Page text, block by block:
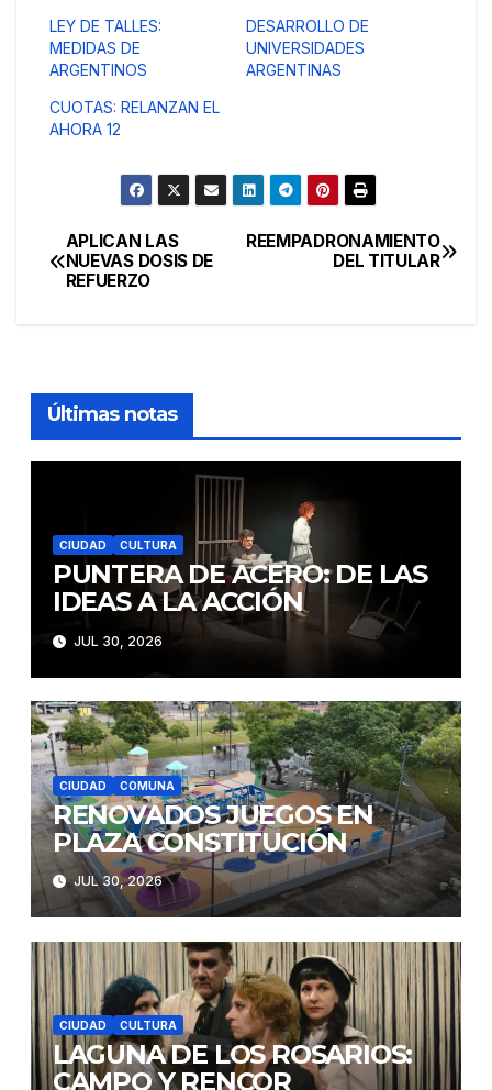
LEY DE TALLES:
MEDIDAS DE
ARGENTINOS
DESARROLLO DE
UNIVERSIDADES
ARGENTINAS
CUOTAS: RELANZAN EL
AHORA 12
Navegación
de
REEMPADRONAMIENTO
DEL TITULAR
APLICAN LAS
NUEVAS DOSIS DE
REFUERZO
Últimas notas
CIUDAD CULTURA
PUNTERA DE ACERO: DE LAS
IDEAS A LA ACCIÓN
JUL 30, 2026
CIUDAD COMUNA
RENOVADOS JUEGOS EN
PLAZA CONSTITUCIÓN
JUL 30, 2026
CIUDAD CULTURA
LAGUNA DE LOS ROSARIOS:
CAMPO Y RENCOR